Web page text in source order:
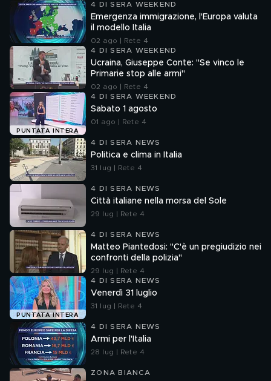
4 DI SERA WEEKEND
Emergenza immigrazione, l'Europa valuta
il modello Italia
02 ago | Rete 4
4 DI SERA WEEKEND
Ucraina, Giuseppe Conte: "Se vinco le
Primarie stop alle armi"
02 ago | Rete 4
PUNTATA INTERA
4 DI SERA WEEKEND
Sabato 1 agosto
01 ago | Rete 4
4 DI SERA NEWS
Politica e clima in Italia
31 lug | Rete 4
4 DI SERA NEWS
Città italiane nella morsa del Sole
29 lug | Rete 4
4 DI SERA NEWS
Matteo Piantedosi: "C'è un pregiudizio nei
confronti della polizia"
29 lug | Rete 4
PUNTATA INTERA
4 DI SERA NEWS
Venerdì 31 luglio
31 lug | Rete 4
4 DI SERA NEWS
Armi per l'Italia
28 lug | Rete 4
ZONA BIANCA